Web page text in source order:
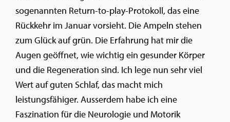
sogenannten Return-to-play-Protokoll, das eine
Rückkehr im Januar vorsieht. Die Ampeln stehen
zum Glück auf grün. Die Erfahrung hat mir die
Augen geöffnet, wie wichtig ein gesunder Körper
und die Regeneration sind. Ich lege nun sehr viel
Wert auf guten Schlaf, das macht mich
leistungsfähiger. Ausserdem habe ich eine
Faszination für die Neurologie und Motorik